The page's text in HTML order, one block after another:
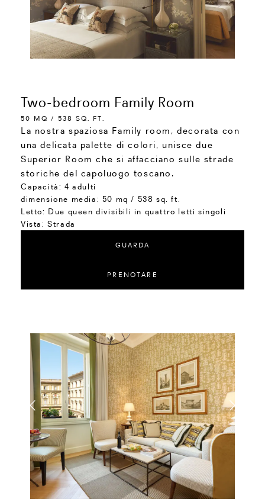
Two-bedroom Family Room
50 MQ / 538 SQ. FT.
La nostra spaziosa Family room, decorata con
una delicata palette di colori, unisce due
Superior Room che si affacciano sulle strade
storiche del capoluogo toscano.
Capacità: 4 adulti
dimensione media: 50 mq / 538 sq. ft.
Letto: Due queen divisibili in quattro letti singoli
Vista:Strada
GUARDA
PRENOTARE